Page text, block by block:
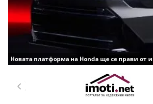
Новата платформа на Honda ще се прави от